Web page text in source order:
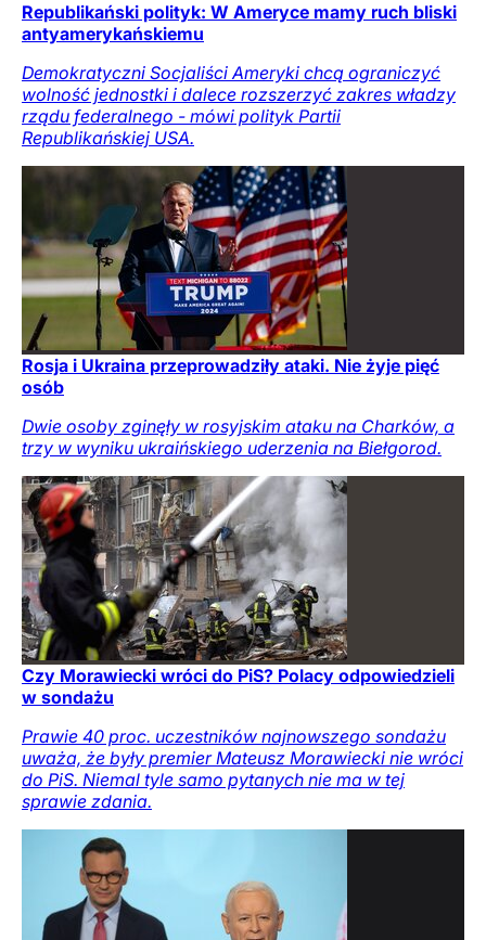
Republikański polityk: W Ameryce mamy ruch bliski
antyamerykańskiemu
Demokratyczni Socjaliści Ameryki chcą ograniczyć
wolność jednostki i dalece rozszerzyć zakres władzy
rządu federalnego - mówi polityk Partii
Republikańskiej USA.
Rosja i Ukraina przeprowadziły ataki. Nie żyje pięć
osób
Dwie osoby zginęły w rosyjskim ataku na Charków, a
trzy w wyniku ukraińskiego uderzenia na Biełgorod.
Czy Morawiecki wróci do PiS? Polacy odpowiedzieli
w sondażu
Prawie 40 proc. uczestników najnowszego sondażu
uważa, że były premier Mateusz Morawiecki nie wróci
do PiS. Niemal tyle samo pytanych nie ma w tej
sprawie zdania.